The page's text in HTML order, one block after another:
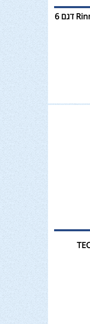
ידית לדלת פאנל קדמי למייבש כביסה בגז - Rinnai דגם 6